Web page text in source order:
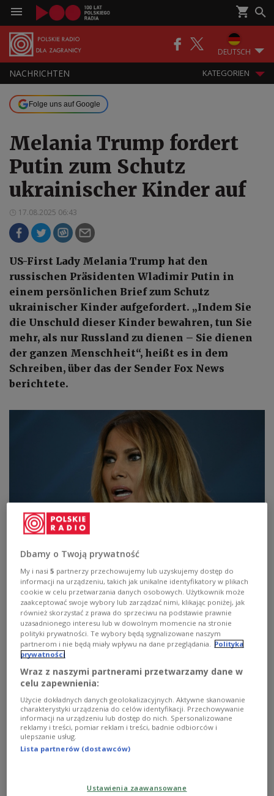
DEUTSCH
NACHRICHTEN KATEGORIEN
Folge uns auf Google
Melania Trump fordert
Putin zum Schutz
ukrainischer Kinder auf
17.08.2025 06:43
US-First Lady Melania Trump hat den
russischen Präsidenten Wladimir Putin in
einem persönlichen Brief zum Schutz
ukrainischer Kinder aufgefordert. „Indem Sie
die Unschuld dieser Kinder bewahren, tun Sie
mehr, als nur Russland zu dienen – Sie dienen
der ganzen Menschheit“, heißt es in dem
Schreiben, über das der Sender Fox News
berichtete.
Melania Trump napisała list do Władimira Putina
SMIALOWSKI/AFP/East News
US-Präsident Donald Trump übergab den Brief
seiner Frau nach Angaben von Reuters am Samstag
bei einem Treffen in Alaskapersönlich an Putin.
Darin sei von Kindern die Rede, die während des
Krieges aus der Ukraine nach Russland
verschleppt wurden. Details nannten US-Beamte
nicht.
Fox News bezeichnete das Schreiben als
„Friedensbrief“. Demnach habe Putin den Text
unmittelbar nach Erhalt im Beisein der
Dbamy o Twoją prywatność
My i nasi5 partnerzy przechowujemy lub uzyskujemy dostęp do
informacji na urządzeniu, takich jak unikalne identyfikatory w plikach
cookie w celu przetwarzania danych osobowych. Użytkownik może
zaakceptować swoje wybory lub zarządzać nimi, klikając poniżej, jak
również skorzystać z prawa do sprzeciwu na podstawie prawnie
uzasadnionego interesu lub w dowolnym momencie na stronie
polityki prywatności. Te wybory będą sygnalizowane naszym
partnerom i nie będą miały wpływu na dane przeglądania. Polityka
prywatności
Wraz z naszymi partnerami przetwarzamy dane w
celu zapewnienia:
Użycie dokładnych danych geolokalizacyjnych. Aktywne skanowanie
charakterystyki urządzenia do celów identyfikacji. Przechowywanie
informacji na urządzeniu lub dostęp do nich. Spersonalizowane
reklamy i treści, pomiar reklam i treści, badnie odbiorców i
ulepszanie usług.
Lista partnerów (dostawców)
Ustawienia zaawansowane